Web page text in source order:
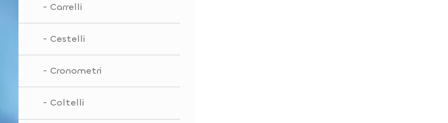
Carrelli
Cestelli
Cronometri
Coltelli